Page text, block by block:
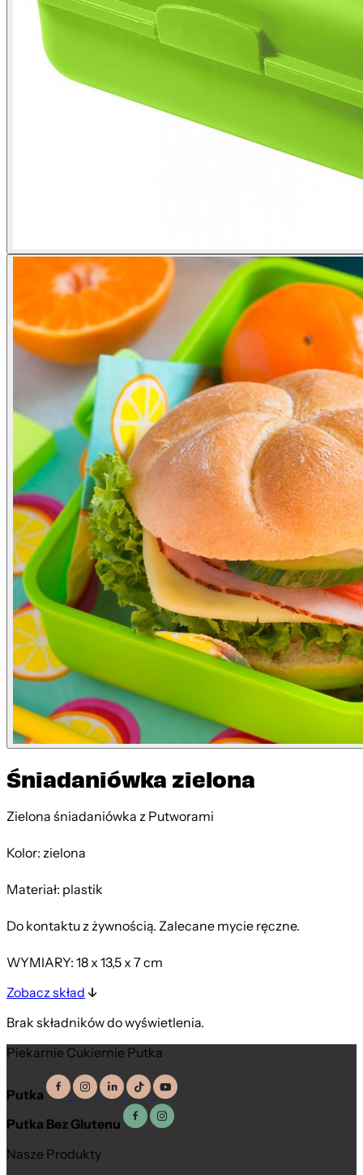
Śniadaniówka zielona
Zielona śniadaniówka z Putworami
Kolor: zielona
Materiał: plastik
Do kontaktu z żywnością. Zalecane mycie ręczne.
WYMIARY: 18 x 13,5 x 7 cm
Zobacz skład
Brak składników do wyświetlenia.
Piekarnie Cukiernie Putka
Putka
Putka Bez Glutenu
Nasze Produkty